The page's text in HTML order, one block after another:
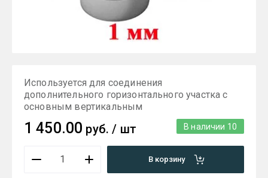
Используется для соединения
дополнительного горизонтального участка с
основным вертикальным
В наличии 10
1 450.00 руб. / шт
В корзину